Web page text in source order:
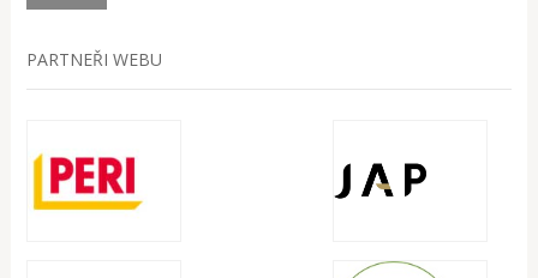
PARTNEŘI WEBU